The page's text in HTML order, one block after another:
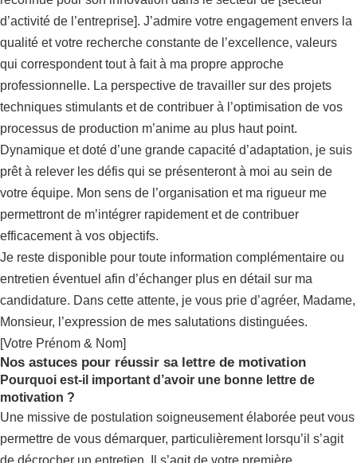
d’activité de l’entreprise]. J’admire votre engagement envers la
qualité et votre recherche constante de l’excellence, valeurs
qui correspondent tout à fait à ma propre approche
professionnelle. La perspective de travailler sur des projets
techniques stimulants et de contribuer à l’optimisation de vos
processus de production m’anime au plus haut point.
Dynamique et doté d’une grande capacité d’adaptation, je suis
prêt à relever les défis qui se présenteront à moi au sein de
votre équipe. Mon sens de l’organisation et ma rigueur me
permettront de m’intégrer rapidement et de contribuer
efficacement à vos objectifs.
Je reste disponible pour toute information complémentaire ou
entretien éventuel afin d’échanger plus en détail sur ma
candidature. Dans cette attente, je vous prie d’agréer, Madame,
Monsieur, l’expression de mes salutations distinguées.
[Votre Prénom & Nom]
Nos astuces pour réussir sa lettre de motivation
Pourquoi est-il important d’avoir une bonne lettre de
motivation ?
Une missive de postulation soigneusement élaborée peut vous
permettre de vous démarquer, particulièrement lorsqu’il s’agit
de décrocher un entretien. Il s’agit de votre première